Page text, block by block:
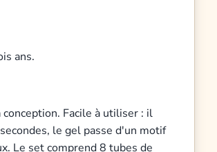
ans.
Facile à utiliser : il
le gel passe d'un motif
Le set comprend 8 tubes de